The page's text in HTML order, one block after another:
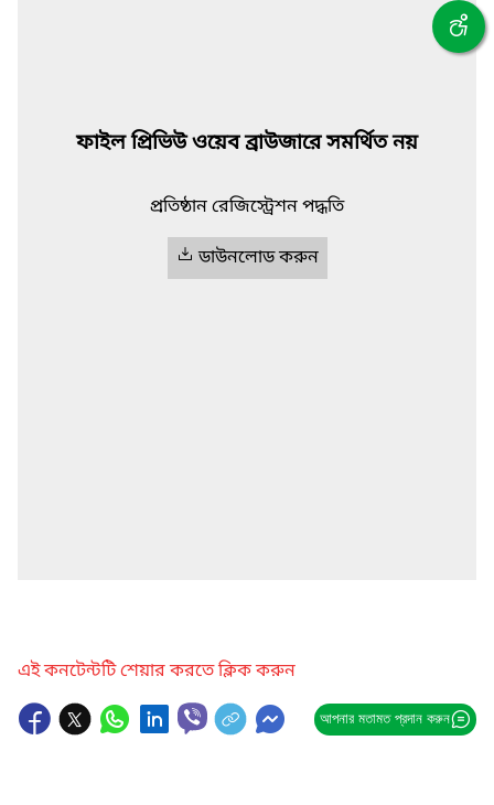
ফাইল প্রিভিউ ওয়েব ব্রাউজারে সমর্থিত নয়
প্রতিষ্ঠান রেজিস্ট্রেশন পদ্ধতি
ডাউনলোড করুন
এই কনটেন্টটি শেয়ার করতে ক্লিক করুন
আপনার মতামত প্রদান করুন